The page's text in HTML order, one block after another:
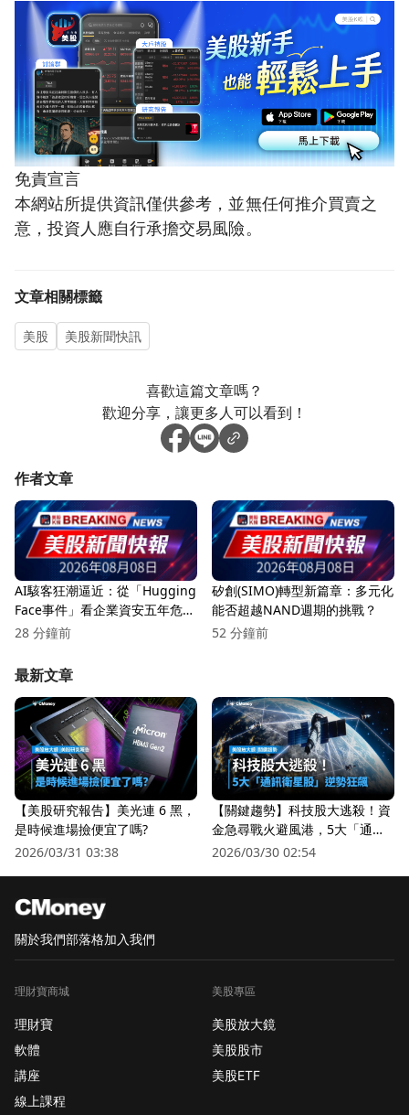
免責宣言
本網站所提供資訊僅供參考，並無任何推介買賣之
意，投資人應自行承擔交易風險。
文章相關標籤
美股 美股新聞快訊
喜歡這篇文章嗎？
歡迎分享，讓更多人可以看到！
作者文章
AI駭客狂潮逼近：從「Hugging
Face事件」看企業資安五年危機
與轉機
28 分鐘前
矽創(SIMO)轉型新篇章：多元化
能否超越NAND週期的挑戰？
52 分鐘前
最新文章
【美股研究報告】美光連 6 黑，
是時候進場撿便宜了嗎?
2026/03/31 03:38
【關鍵趨勢】科技股大逃殺！資
金急尋戰火避風港，5大「通訊
衛星股」逆勢狂飆
2026/03/30 02:54
關於我們部落格加入我們
理財寶商城
理財寶
軟體
講座
線上課程
美股專區
美股放大鏡
美股股市
美股ETF